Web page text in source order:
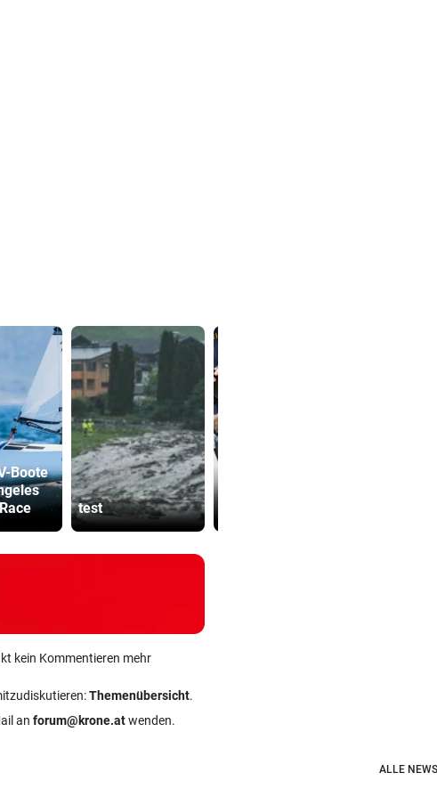
Boote
test
kein Kommentieren mehr
Themenübersicht.
an forum@krone.atwenden.
ALLE